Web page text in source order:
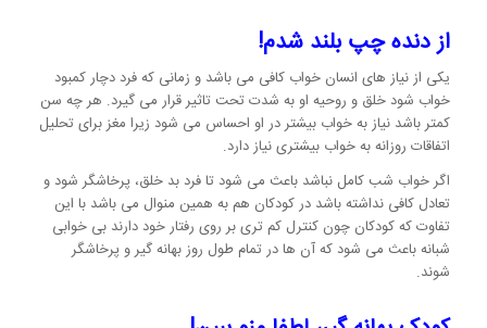
از دنده چپ بلند شدم!
یکی از نیاز های انسان خواب کافی می باشد و زمانی که فرد دچار کمبود
خواب شود خلق و روحیه او به شدت تحت تاثیر قرار می گیرد. هر چه سن
کمتر باشد نیاز به خواب بیشتر در او احساس می شود زیرا مغز برای تحلیل
اتفاقات روزانه به خواب بیشتری نیاز دارد.
اگر خواب شب کامل نباشد باعث می شود تا فرد بد خلق، پرخاشگر شود و
تعادل کافی نداشته باشد در کودکان هم به همین منوال می باشد با این
تفاوت که کودکان چون کنترل کم تری بر روی رفتار خود دارند بی خوابی
شبانه باعث می شود که آن ها در تمام طول روز بهانه گیر و پرخاشگر
شوند.